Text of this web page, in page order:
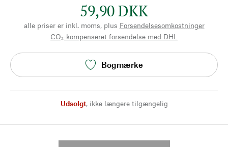
59,90 DKK
alle priser er inkl. moms, plus Forsendelsesomkostninger
CO₂-kompenseret forsendelse med DHL
Bogmærke
Udsolgt, ikke længere tilgængelig